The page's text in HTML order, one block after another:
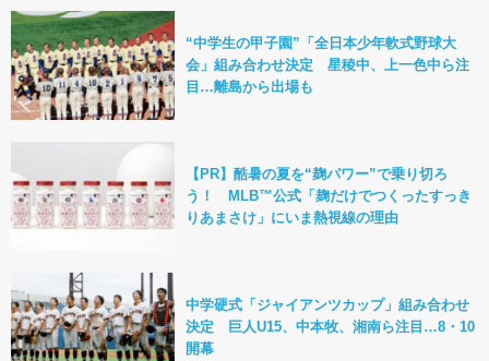
“中学生の甲子園”「全日本少年軟式野球大
会」組み合わせ決定 星稜中、上一色中ら注
目…離島から出場も
【PR】酷暑の夏を“麹パワー”で乗り切ろ
う！ MLB™公式「麹だけでつくったすっき
りあまさけ」にいま熱視線の理由
中学硬式「ジャイアンツカップ」組み合わせ
決定 巨人U15、中本牧、湘南ら注目…8・10
開幕